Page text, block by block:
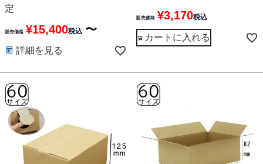
定
販売価格 ¥15,400税込 〜
詳細を見る
販売価格 ¥3,170税込
カートに入れる